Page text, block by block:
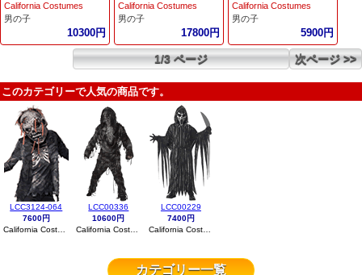
California Costumes
男の子
10300円
California Costumes
男の子
17800円
California Costumes
男の子
5900円
1/3 ページ 次ページ >>
このカテゴリーで人気の商品です。
LCC3124-064
7600円
LCC00336
10600円
LCC00229
7400円
California Costumes
カテゴリー一覧